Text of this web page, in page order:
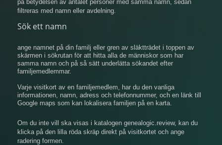
på betydelsen av antalet personer med samma namn, sedan
filtreras med namn eller avdelning.
Sök ett namn
ange namnet på din familj eller gren av släktträdet i toppen av
skärmen i sökrutan för att hitta alla de människor som har
samma namn och på så sätt underlätta sökandet efter
familjemedlemmar.
Varje visitkort av en familjemedlem, har du den vanliga
informationen, namn, adress och telefonnummer, och en länk till
Google maps som kan lokalisera familjen på en karta.
Om du inte vill ska visas i katalogen genealogic.review, kan du
klicka på den lilla röda skräp direkt på visitkortet och ange
radering formen.